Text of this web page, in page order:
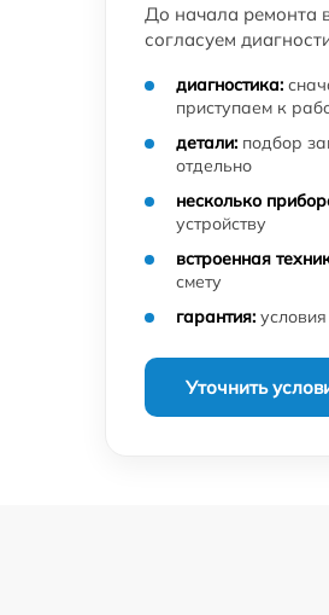
До начала ремонта
согласуем
диагностика:
приступаем к
детали: подбор
отдельно
несколько
устройству
встроенная
смету
гарантия:
Уточнить